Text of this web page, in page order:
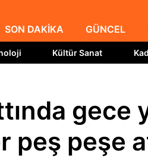
SON DAKİKA GÜNCEL
Kültür Sanat
gece
peş peşe